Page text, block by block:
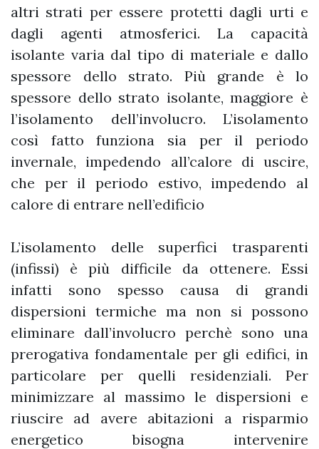
altri strati per essere protetti dagli urti e
dagli agenti atmosferici. La capacità
isolante varia dal tipo di materiale e dallo
spessore dello strato. Più grande è lo
spessore dello strato isolante, maggiore è
l’isolamento dell’involucro. L’isolamento
così fatto funziona sia per il periodo
invernale, impedendo all’calore di uscire,
che per il periodo estivo, impedendo al
calore di entrare nell’edificio
L’isolamento delle superfici trasparenti
(infissi) è più difficile da ottenere. Essi
infatti sono spesso causa di grandi
dispersioni termiche ma non si possono
eliminare dall’involucro perchè sono una
prerogativa fondamentale per gli edifici, in
particolare per quelli residenziali. Per
minimizzare al massimo le dispersioni e
riuscire ad avere abitazioni a risparmio
energetico bisogna intervenire